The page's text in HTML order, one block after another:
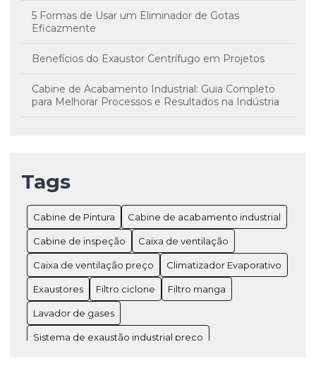
5 Formas de Usar um Eliminador de Gotas
Eficazmente
Benefícios do Exaustor Centrífugo em Projetos
Cabine de Acabamento Industrial: Guia Completo
para Melhorar Processos e Resultados na Indústria
Cabine de Pintura Industrial: Benefícios Imperdíveis
Cabine de Pintura Valor: Descubra os Preços e
Vantagens
Cabine de Pintura: Como Escolher a Ideal para Você
Cabines de Pintura: Guia Completo para Melhorar a
Qualidade e Eficiência dos Seus Projetos
Caixa de Ventilação Preço: Onde Encontrar as
Melhores Ofertas
Tags
Cabine de Pintura Cabine de acabamento industrial
Cabine de inspeção Caixa de ventilação
Caixa de ventilação preço Climatizador Evaporativo
Exaustores Filtro ciclone Filtro manga
Lavador de gases
Sistema de exaustão industrial preço